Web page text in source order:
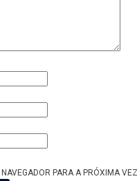
PARA A PRÓXIMA